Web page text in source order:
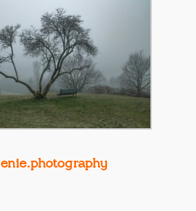
enie.photography